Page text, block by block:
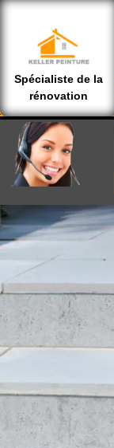
Spécialiste de la
rénovation